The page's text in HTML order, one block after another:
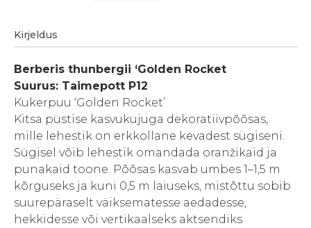
Kirjeldus
Berberis thunbergii ‘Golden Rocket
Suurus: Taimepott P12
Kukerpuu ‘Golden Rocket’
Kitsa püstise kasvukujuga dekoratiivpõõsas,
mille lehestik on erkkollane kevadest sügiseni.
Sügisel võib lehestik omandada oranžikaid ja
punakaid toone. Põõsas kasvab umbes 1–1,5 m
kõrguseks ja kuni 0,5 m laiuseks, mistõttu sobib
suurepäraselt väiksematesse aedadesse,
hekkidesse või vertikaalseks aktsendiks